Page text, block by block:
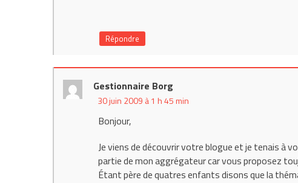
Répondre
Gestionnaire Borg
30 juin 2009 à 1 h 45 min
Bonjour,
Je viens de découvrir votre blogue et je tenais à
partie de mon aggrégateur car vous proposez
Étant père de quatres enfants disons que la